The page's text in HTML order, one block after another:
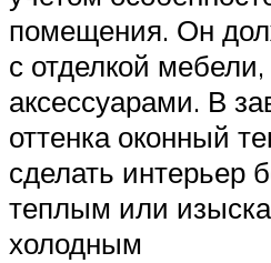
помещения. Он
с отделкой
аксессуарами. В
оттенка оконный
сделать интерьер
теплым или
холодным